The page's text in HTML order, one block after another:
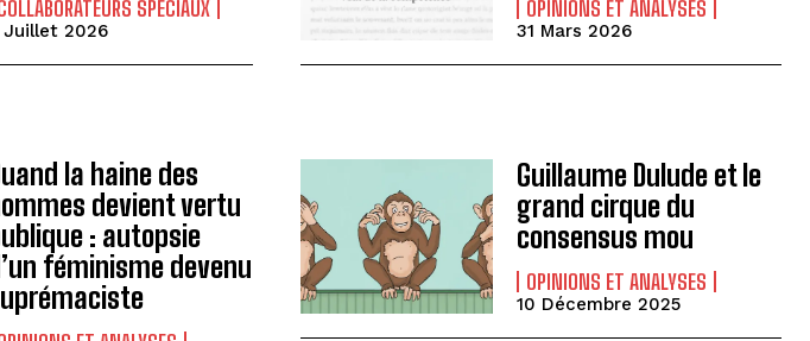
SPÉCIAUX
Juillet 2026
OPINIONS ET ANALYSES
31 Mars 2026
la haine des
devient vertu
: autopsie
féminisme devenu
Guillaume Dulude et le
grand cirque du
consensus mou
OPINIONS ET ANALYSES
10 Décembre 2025